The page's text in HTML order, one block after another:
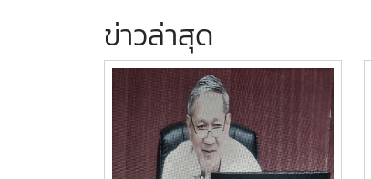
ข่าวล่าสุด